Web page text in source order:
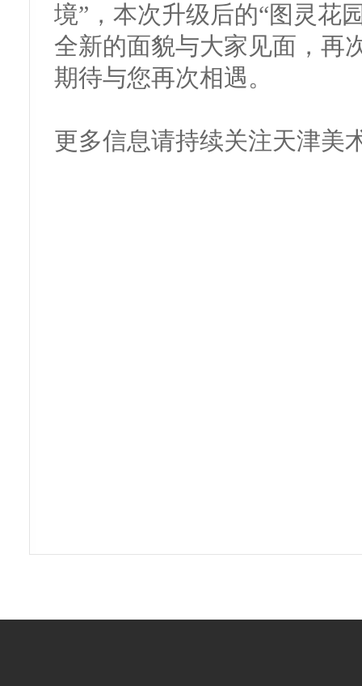
境”，本次升级后的“图灵花
全新的面貌与大家见面，再
期待与您再次相遇。
更多信息请持续关注天津美